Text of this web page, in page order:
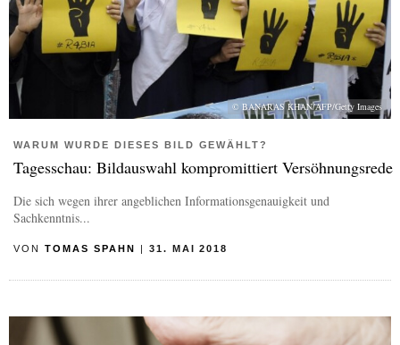
© BANARAS KHAN/AFP/Getty Images
WARUM WURDE DIESES BILD GEWÄHLT?
Tagesschau: Bildauswahl kompromittiert Versöhnungsrede
Die sich wegen ihrer angeblichen Informationsgenauigkeit und
Sachkenntnis...
VON TOMAS SPAHN | 31. MAI 2018